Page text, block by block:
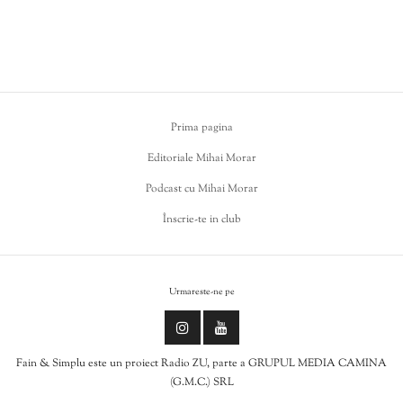
Prima pagina
Editoriale Mihai Morar
Podcast cu Mihai Morar
Înscrie-te in club
Urmareste-ne pe
Fain & Simplu este un proiect Radio ZU, parte a GRUPUL MEDIA CAMINA
(G.M.C.) SRL